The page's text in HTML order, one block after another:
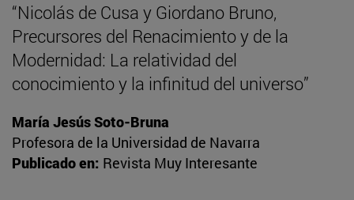
“Nicolás de Cusa y Giordano Bruno,
Precursores del Renacimiento y de la
Modernidad: La relatividad del
conocimiento y la infinitud del universo”
María Jesús Soto-Bruna
Profesora de la Universidad de Navarra
Publicado en: Revista Muy Interesante